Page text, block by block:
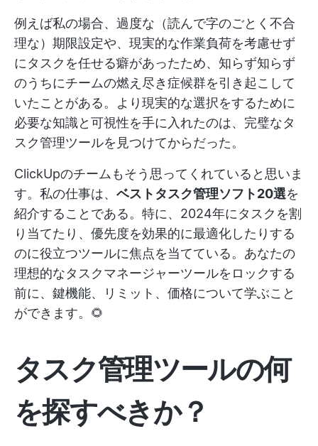
例えば私の場合、過度な（読んで字のごとく不合
理な）期限設定や、現実的な作業負荷を考慮せず
にタスクを任せる癖があったため、知らず知らず
のうちにチームの燃え尽き症候群を引き起こして
いたことがある。より現実的な選択をするために
必要な知識と可視性を手に入れたのは、完璧なタ
スク管理ツールを見つけてからだった。
ClickUpのチームもそう思ってくれていると思いま
す。私の仕事は、 ベストタスク管理ソフト20選を
紹介することである。特に、2024年にタスクを割
り当てたり、優先度を効果的に最適化したりする
のに役立つツールに焦点を当てている。あなたの
理想的なタスクマネージャーツールをロックする
前に、鍵機能、リミット、価格について学ぶこと
ができます。🌻
タスク管理ツールの何
を探すべきか？